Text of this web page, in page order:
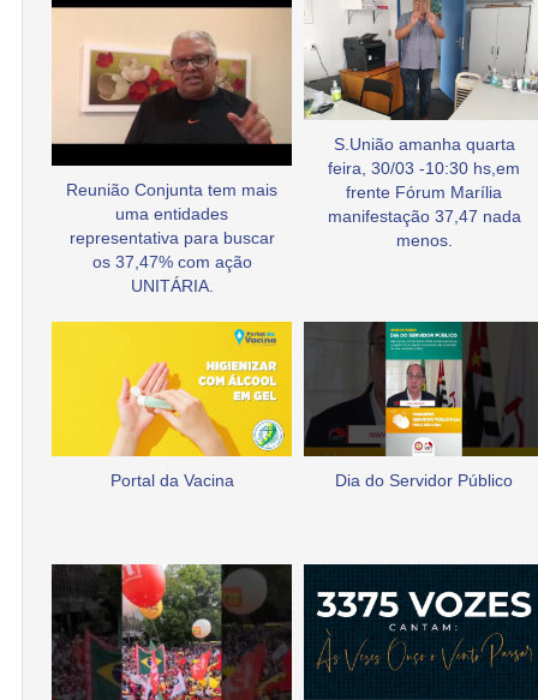
Reunião Conjunta tem mais
uma entidades
representativa para buscar
os 37,47% com ação
UNITÁRIA.
S.União amanha quarta
feira, 30/03 -10:30 hs,em
frente Fórum Marília
manifestação 37,47 nada
menos.
Portal da Vacina Dia do Servidor Público